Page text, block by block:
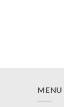
MENU